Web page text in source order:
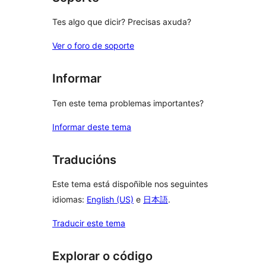
Tes algo que dicir? Precisas axuda?
Ver o foro de soporte
Informar
Ten este tema problemas importantes?
Informar deste tema
Traducións
Este tema está dispoñible nos seguintes
idiomas: English (US) e 日本語.
Traducir este tema
Explorar o código